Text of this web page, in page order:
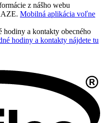
z nášho webu
Mobilná aplikácia voľne
hodiny a kontakty obecného
hodiny a kontakty nájdete tu